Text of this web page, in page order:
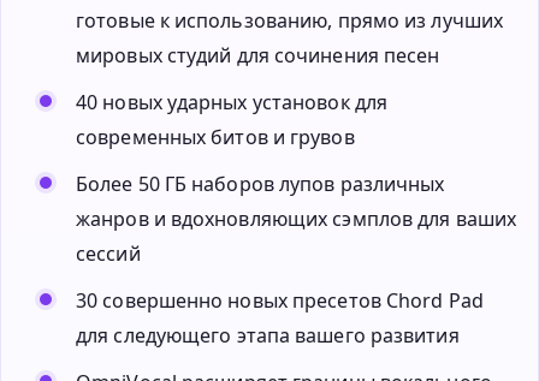
готовые к использованию, прямо из лучших
мировых студий для сочинения песен
40 новых ударных установок для
современных битов и грувов
Более 50 ГБ наборов лупов различных
жанров и вдохновляющих сэмплов для ваших
сессий
30 совершенно новых пресетов Chord Pad
для следующего этапа вашего развития